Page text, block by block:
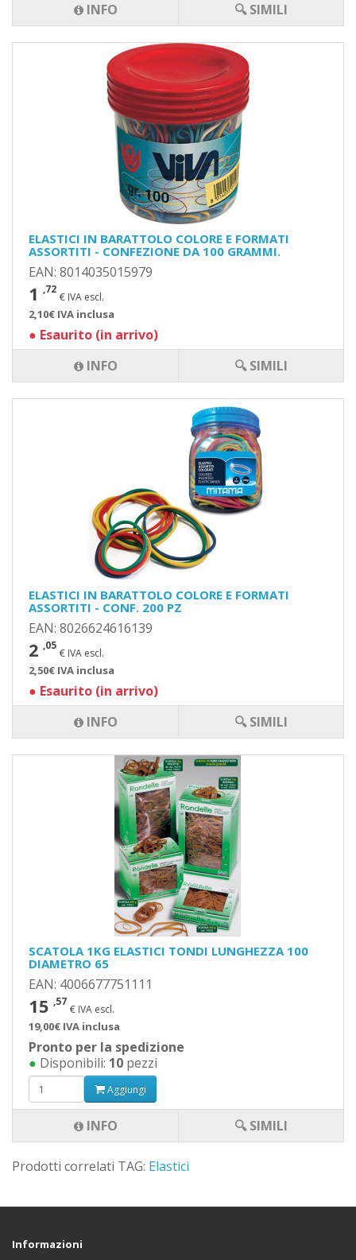
SCATOLA 1KG ELASTICI TONDI LUNGHEZZA 100
DIAMETRO 65
EAN: 4006677751111
15 ,57
€ IVA escl.
19,00€ IVA inclusa
Pronto per la spedizione
● Disponibili: 10 pezzi
Aggiungi
INFO 🔍 SIMILI
INFO
🔍 SIMILI
ELASTICI IN BARATTOLO COLORE E FORMATI
ASSORTITI - CONFEZIONE DA 100 GRAMMI.
EAN: 8014035015979
1 ,72
€ IVA escl.
2,10€ IVA inclusa
● Esaurito (in arrivo)
INFO
🔍 SIMILI
ELASTICI IN BARATTOLO COLORE E FORMATI
ASSORTITI - CONF. 200 PZ
EAN: 8026624616139
2 ,05
€ IVA escl.
2,50€ IVA inclusa
● Esaurito (in arrivo)
INFO
🔍 SIMILI
Prodotti correlati TAG: Elastici
Informazioni